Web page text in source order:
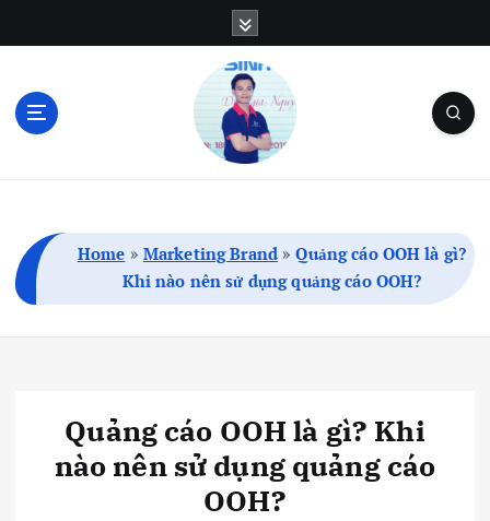
Home » Marketing Brand»Quảng cáo OOH là gì?
Khi nào nên sử dụng quảng cáo OOH?
Quảng cáo OOH là gì? Khi
nào nên sử dụng quảng cáo
OOH?